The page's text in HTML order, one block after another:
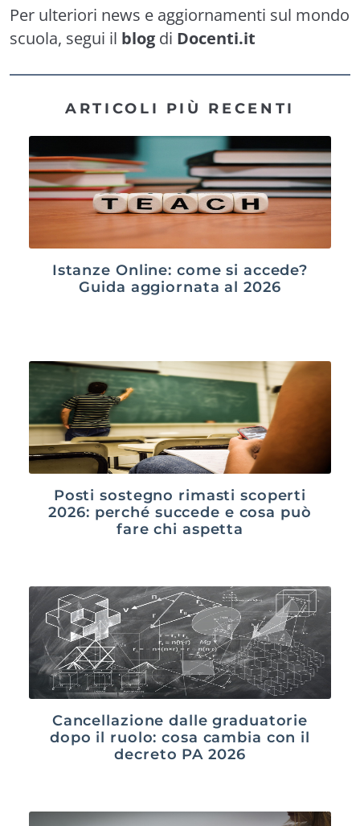
Per ulteriori news e aggiornamenti sul mondo
scuola, segui il blog di Docenti.it
ARTICOLI PIÙ RECENTI
Istanze Online: come si accede?
Guida aggiornata al 2026
Posti sostegno rimasti scoperti
2026: perché succede e cosa può
fare chi aspetta
Cancellazione dalle graduatorie
dopo il ruolo: cosa cambia con il
decreto PA 2026